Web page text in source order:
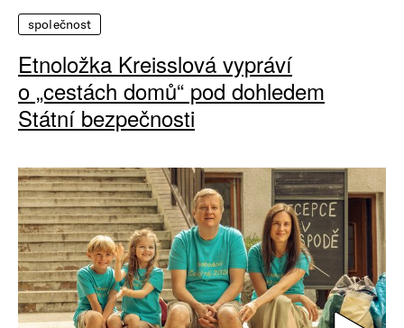
společnost
Etnoložka Kreisslová vypráví
o „cestách domů“ pod dohledem
Státní bezpečnosti